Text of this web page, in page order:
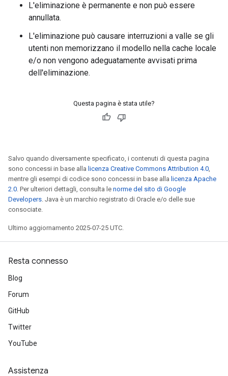
L'eliminazione è permanente e non può essere
annullata.
L'eliminazione può causare interruzioni a valle se gli
utenti non memorizzano il modello nella cache locale
e/o non vengono adeguatamente avvisati prima
dell'eliminazione.
Questa pagina è stata utile?
Salvo quando diversamente specificato, i contenuti di questa pagina
sono concessi in base alla licenza Creative Commons Attribution 4.0,
mentre gli esempi di codice sono concessi in base alla licenza Apache
2.0. Per ulteriori dettagli, consulta le norme del sito di Google
Developers. Java è un marchio registrato di Oracle e/o delle sue
consociate.
Ultimo aggiornamento 2025-07-25 UTC.
Resta connesso
Blog
Forum
GitHub
Twitter
YouTube
Assistenza